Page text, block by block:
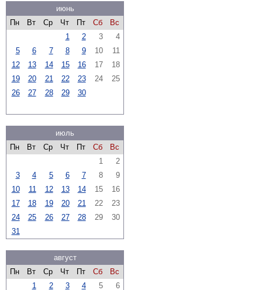
июнь
Пн
Вт Ср Чт Пт Сб
Вс
1
2 3
4
5
6 7 8 9 10
11
12
13 14 15 16 17
18
19
20 21 22 23 24
25
26
27 28 29 30
июль
Пн
Вт Ср Чт Пт Сб
Вс
1
2
3
4 5 6 7 8
9
10
11 12 13 14 15
16
17
18 19 20 21 22
23
24
25 26 27 28 29
30
31
август
Пн
Вт Ср Чт Пт Сб
Вс
1
2 3 4 5
6